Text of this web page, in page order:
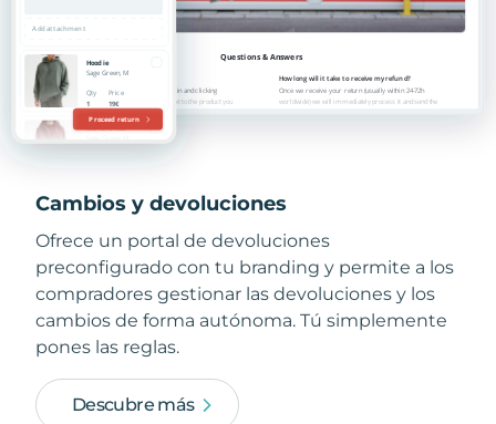
Cambios y devoluciones
Ofrece un portal de devoluciones
preconfigurado con tu branding y permite a los
compradores gestionar las devoluciones y los
cambios de forma autónoma. Tú simplemente
pones las reglas.
Descubre más